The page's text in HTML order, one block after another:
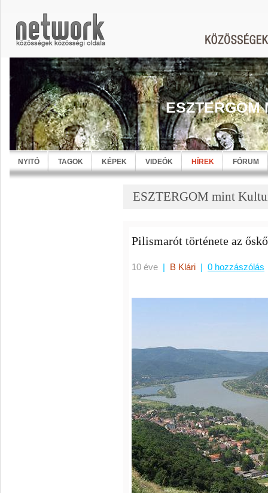
ESZTERGOM
NYITÓ TAGOK KÉPEK VIDEÓK HÍREK FÓRUM
ESZTERGOM mint
Pilismarót története az
10 éve | B Klári | 0 hozzászólás